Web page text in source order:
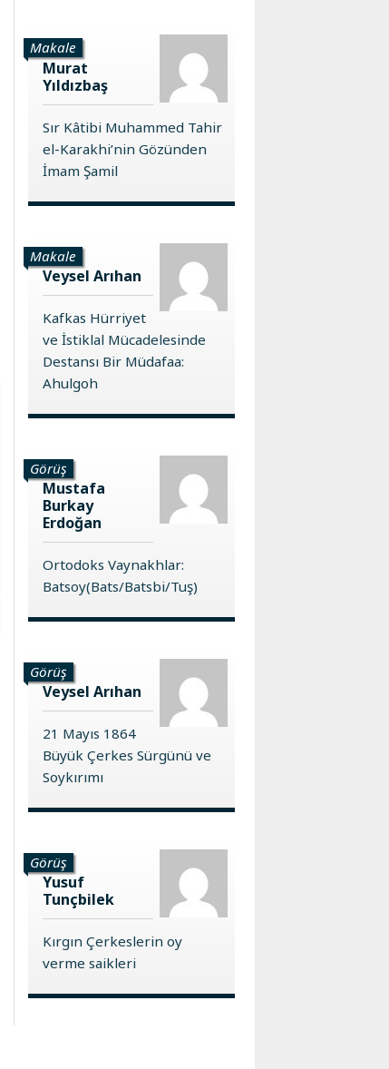
Makale
Murat
Yıldızbaş
Sır Kâtibi Muhammed Tahir
el-Karakhi’nin Gözünden
İmam Şamil
Makale
Veysel Arıhan
Kafkas Hürriyet
ve İstiklal Mücadelesinde
Destansı Bir Müdafaa:
Ahulgoh
Görüş
Mustafa
Burkay
Erdoğan
Ortodoks Vaynakhlar:
Batsoy(Bats/Batsbi/Tuş)
Görüş
Veysel Arıhan
21 Mayıs 1864
Büyük Çerkes Sürgünü ve
Soykırımı
Görüş
Yusuf
Tunçbilek
Kırgın Çerkeslerin oy
verme saikleri